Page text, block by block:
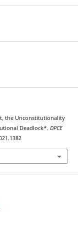
the Unconstitutionality
Deadlock*. DPCE